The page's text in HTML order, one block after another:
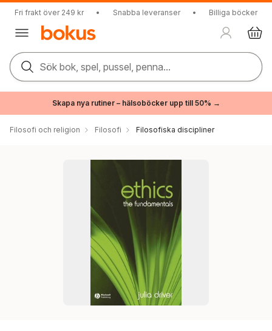
Fri frakt över 249 kr • Snabba leveranser • Billiga böcker
Sök bok, spel, pussel, penna...
Skapa nya rutiner – hälsoböcker upp till 50% →
Filosofi och religion Filosofi Filosofiska discipliner